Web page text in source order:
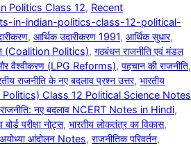
Politics Class 12, Recent
in-indian-politics-class-12-political-
, आर्थिक उदारीकरण 1991, आर्थिक सुधार,
(Coalition Politics), गठबंधन राजनीति एवं मंडल
वैश्वीकरण (LPG Reforms), पहचान की राजनीति,
राजनीति के नए बदलाव प्रश्न उत्तर, भारतीय
Politics) Class 12 Political Science Notes
राजनीति: नए बदलाव NCERT Notes in Hindi,
परीक्षा नोट्स, भारतीय लोकतंत्र का विकास,
आंदोलन Notes, राजनीतिक परिवर्तन,